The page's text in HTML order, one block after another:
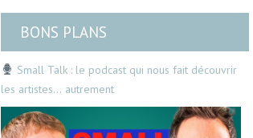
BONS PLANS
Small Talk : le podcast qui nous fait découvrir
les artistes… autrement